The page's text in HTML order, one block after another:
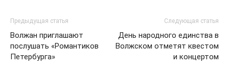
Предыдущая статья
Волжан приглашают
послушать «Романтиков
Петербурга»
Следующая статья
День народного единства в
Волжском отметят квестом
и концертом